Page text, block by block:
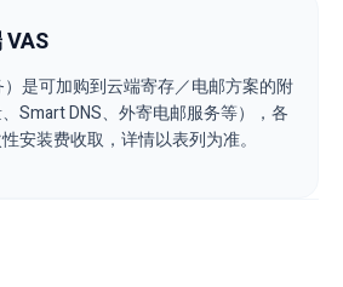
是可加购到云端寄存／电邮方案的附
Smart DNS、外寄电邮服务等），各
安装费收取，详情以表列为准。